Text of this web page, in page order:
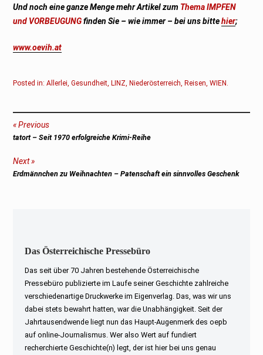
Und noch eine ganze Menge mehr Artikel zum Thema IMPFEN
und VORBEUGUNGfinden Sie – wie immer – bei uns bittehier;
www.oevih.at
Posted in:Allerlei ,Gesundheit ,LINZ ,Niederösterreich ,Reisen ,WIEN
Beitragsnavigation
Previous
Previous
tatort – Seit 1970 erfolgreiche Krimi-Reihe
Next
Next
Erdmännchen zu Weihnachten – Patenschaft ein sinnvolles Geschenk
Das Österreichische Pressebüro
Das seit über 70 Jahren bestehende Österreichische
Pressebüro publizierte im Laufe seiner Geschichte zahlreiche
verschiedenartige Druckwerke im Eigenverlag. Das, was wir uns
dabei stets bewahrt hatten, war die Unabhängigkeit. Seit der
Jahrtausendwende liegt nun das Haupt-Augenmerk des oepb
auf online-Journalismus. Wer also Wert auf fundiert
recherchierte Geschichte(n) legt, der ist hier bei uns genau